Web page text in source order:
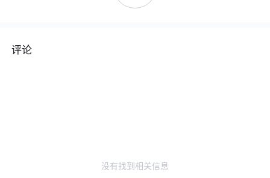
评论
没有找到相关信息